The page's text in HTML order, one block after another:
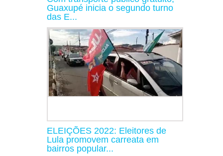
Guaxupé inicia o segundo turno
das E...
ELEIÇÕES 2022: Eleitores de
Lula promovem carreata em
bairros popular...